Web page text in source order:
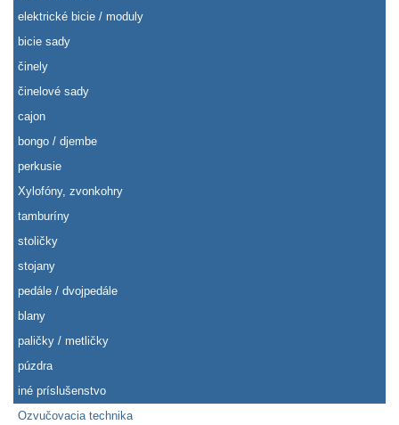
elektrické bicie / moduly
bicie sady
činely
činelové sady
cajon
bongo / djembe
perkusie
Xylofóny, zvonkohry
tamburíny
stoličky
stojany
pedále / dvojpedále
blany
paličky / metličky
púzdra
iné príslušenstvo
Ozvučovacia technika